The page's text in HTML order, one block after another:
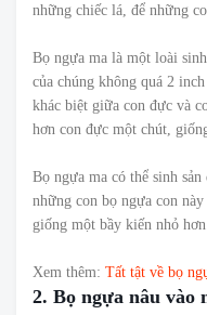
những chiếc lá, để những
Bọ ngựa ma là một loài
của chúng không quá 2
khác biệt giữa con đực và
hơn con đực một chút,
Bọ ngựa ma có thể sinh
những con bọ ngựa con
giống một bầy kiến nhỏ hơn.
Xem thêm: Tất tật về bọ
2. Bọ ngựa nâu vào